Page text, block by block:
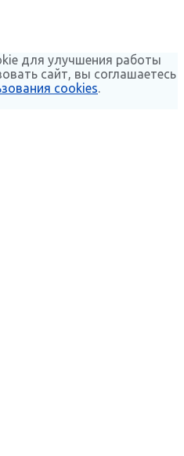
для улучшения работы
сайт, вы соглашаетесь
cookies